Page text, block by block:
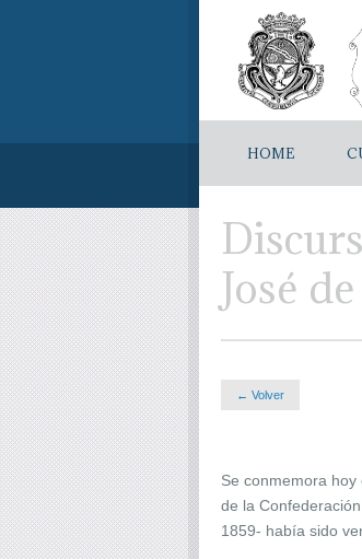
HOME
José
← Volver
Se conmemora
de la
1859- había sido